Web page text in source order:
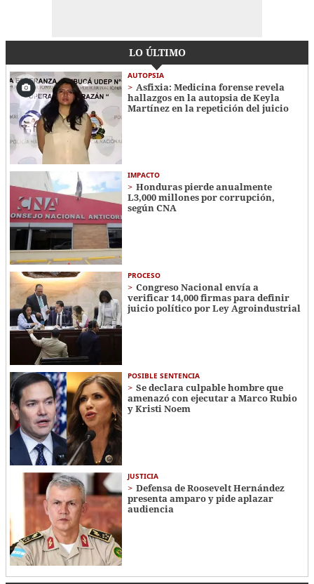
LO ÚLTIMO
AUTOPSIA
Asfixia: Medicina forense revela
hallazgos en la autopsia de Keyla
Martínez en la repetición del juicio
IMPACTO
Honduras pierde anualmente
L3,000 millones por corrupción,
según CNA
PROCESO
Congreso Nacional envía a
verificar 14,000 firmas para definir
juicio político por Ley Agroindustrial
POSIBLE SENTENCIA
Se declara culpable hombre que
amenazó con ejecutar a Marco Rubio
y Kristi Noem
JUSTICIA
Defensa de Roosevelt Hernández
presenta amparo y pide aplazar
audiencia